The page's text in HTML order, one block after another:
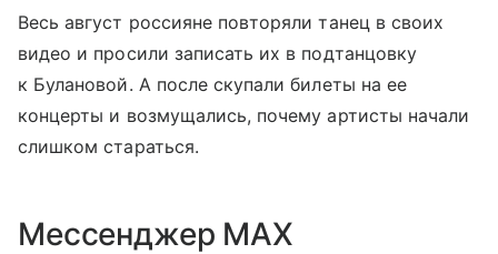
Весь август россияне повторяли танец в своих
видео и просили записать их в подтанцовку
к Булановой. А после скупали билеты на ее
концерты и возмущались, почему артисты начали
слишком стараться.
Мессенджер MAX